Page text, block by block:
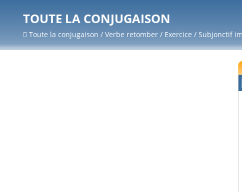
TOUTE LA CONJUGAISON
Toute la conjugaison / Verbe retomber / Exercice / Subjonctif